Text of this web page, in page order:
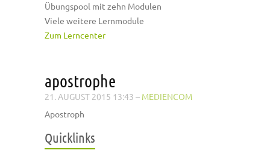
Übungspool mit zehn Modulen
Viele weitere Lernmodule
Zum Lerncenter
apostrophe
21. AUGUST 2015 13:43 – MEDIENCOM
Apostroph
Quicklinks